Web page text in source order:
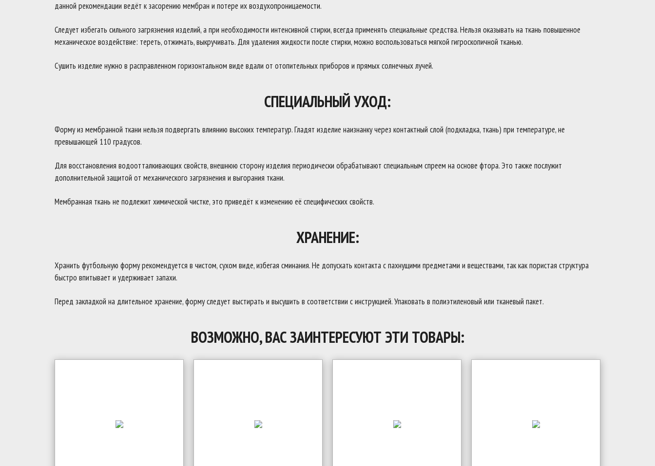
данной рекомендации ведёт к засорению мембран и потере их воздухопроницаемости.
Следует избегать сильного загрязнения изделий, а при необходимости интенсивной стирки, всегда применять специальные средства. Нельзя оказывать на ткань повышенное
механическое воздействие: тереть, отжимать, выкручивать. Для удаления жидкости после стирки, можно воспользоваться мягкой гигроскопичной тканью.
Сушить изделие нужно в расправленном горизонтальном виде вдали от отопительных приборов и прямых солнечных лучей.
СПЕЦИАЛЬНЫЙ УХОД:
Форму из мембранной ткани нельзя подвергать влиянию высоких температур. Гладят изделие наизнанку через контактный слой (подкладка, ткань) при температуре, не
превышающей 110 градусов.
Для восстановления водоотталкивающих свойств, внешнюю сторону изделия периодически обрабатывают специальным спреем на основе фтора. Это также послужит
дополнительной защитой от механического загрязнения и выгорания ткани.
Мембранная ткань не подлежит химической чистке, это приведёт к изменению её специфических свойств.
ХРАНЕНИЕ:
Хранить футбольную форму рекомендуется в чистом, сухом виде, избегая сминания. Не допускать контакта с пахнущими предметами и веществами, так как пористая структура
быстро впитывает и удерживает запахи.
Перед закладкой на длительное хранение, форму следует выстирать и высушить в соответствии с инструкцией. Упаковать в полиэтиленовый или тканевый пакет.
ВОЗМОЖНО, ВАС ЗАИНТЕРЕСУЮТ ЭТИ ТОВАРЫ: